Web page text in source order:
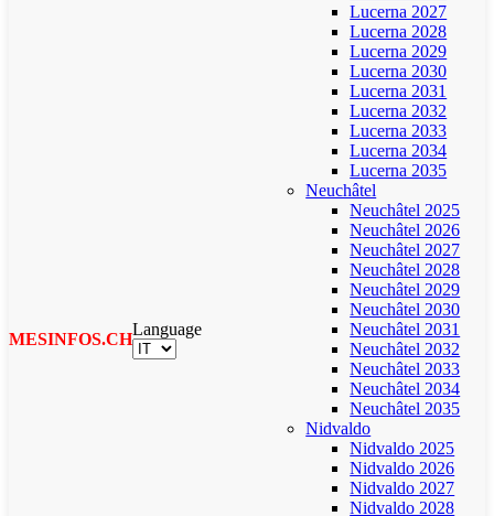
MESINFOS.CH
Language
Lucerna 2027
Lucerna 2028
Lucerna 2029
Lucerna 2030
Lucerna 2031
Lucerna 2032
Lucerna 2033
Lucerna 2034
Lucerna 2035
Neuchâtel
Neuchâtel 2025
Neuchâtel 2026
Neuchâtel 2027
Neuchâtel 2028
Neuchâtel 2029
Neuchâtel 2030
Neuchâtel 2031
Neuchâtel 2032
Neuchâtel 2033
Neuchâtel 2034
Neuchâtel 2035
Nidvaldo
Nidvaldo 2025
Nidvaldo 2026
Nidvaldo 2027
Nidvaldo 2028